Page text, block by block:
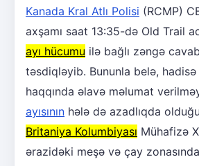
Kanada Kral Atlı Polisi (RCMP)
axşamı saat 13:35-də Old Trail
ayı hücumu ilə bağlı zəngə
təsdiqləyib. Bununla belə, hadisə
haqqında əlavə məlumat
ayısının hələ də azadlıqda
Britaniya Kolumbiyası Mühafizə
ərazidəki meşə və çay